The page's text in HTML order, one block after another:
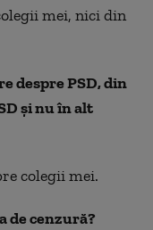
mei, nici din
despre PSD, din
şi nu în alt
colegii mei.
de cenzură?